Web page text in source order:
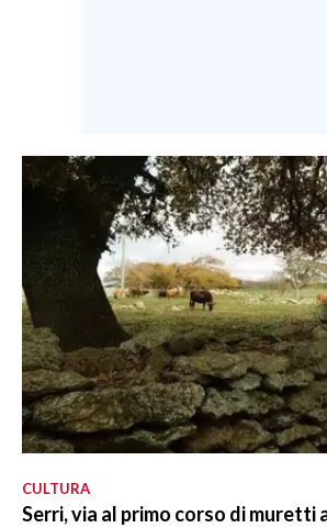
CULTURA
Serri, via al primo corso di muretti